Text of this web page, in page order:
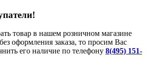
товар в нашем розничном магазине
оформления заказа, то просим Вас
его наличие по телефону 8(495) 151-